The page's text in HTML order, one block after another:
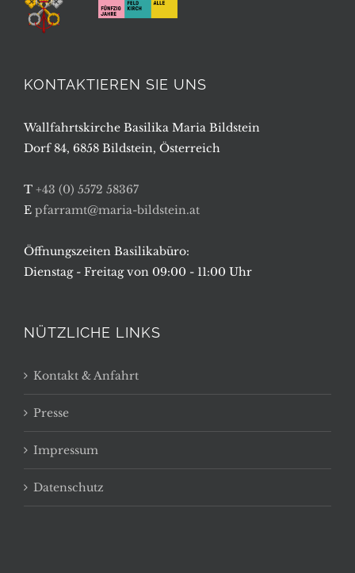
KONTAKTIEREN SIE UNS
Wallfahrtskirche Basilika Maria Bildstein
Dorf 84, 6858 Bildstein, Österreich
T +43 (0) 5572 58367
E pfarramt@maria-bildstein.at
Öffnungszeiten Basilikabüro:
Dienstag - Freitag von 09:00 - 11:00 Uhr
NÜTZLICHE LINKS
Kontakt & Anfahrt
Presse
Impressum
Datenschutz